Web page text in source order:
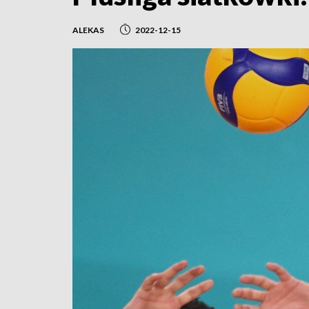
ALEKAS 2022-12-15